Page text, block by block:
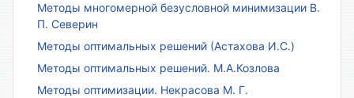
Методы многомерной безусловной минимизации В.
П. Северин
Методы оптимальных решений (Астахова И.С.)
Методы оптимальных решений. М.А.Козлова
Методы оптимизации. Некрасова М. Г.